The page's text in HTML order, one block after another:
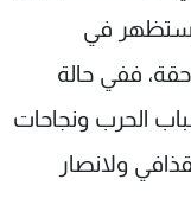
وستظهر في
ففي حالة
الحرب ونجاحات
ولانصار